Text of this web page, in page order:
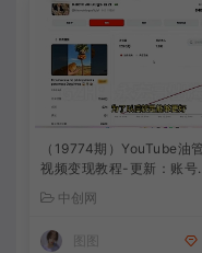
（19774期）YouTube油
视频变现教程-更新：账号
建×AI成片×去重限流解决方
案×YPP变现×AI真人生成×
物一致性
中创网